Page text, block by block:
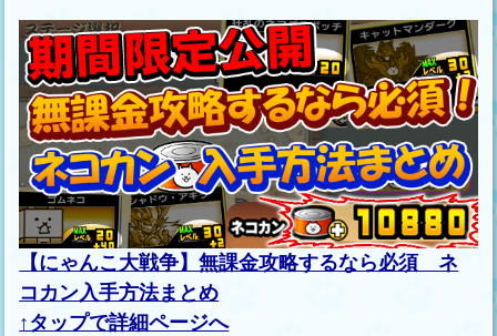
【にゃんこ大戦争】無課金攻略するなら必須 ネ
コカン入手方法まとめ
↑タップで詳細ページへ